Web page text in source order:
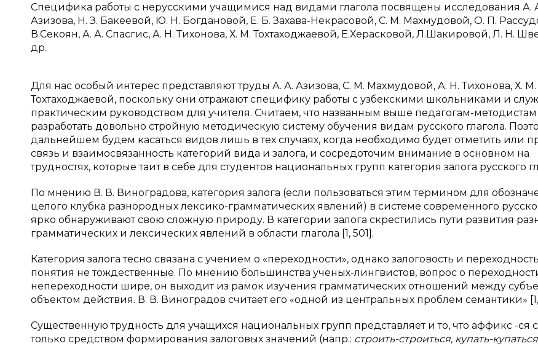
Специфика работы с нерусскими учащимися над видами глагола посвящены исследования А.
Азизова, Н. З. Бакеевой, Ю. Н. Богдановой, Е. Б. Захава-Некрасовой, С. М. Махмудовой, О. П.
В.Секоян, А. А. Спасгис, А. Н. Тихонова, Х. М. Тохтаходжаевой, Е.Херасковой, Л.Шакировой, Л. Н.
др.
Для нас особый интерес представляют труды А. А. Азизова, С. М. Махмудовой, А. Н. Тихонова, Х. М.
Тохтаходжаевой, поскольку они отражают специфику работы с узбекскими школьниками и
практическим руководством для учителя. Считаем, что названным выше педагогам-методистам
разработать довольно стройную методическую систему обучения видам русского глагола.
дальнейшем будем касаться видов лишь в тех случаях, когда необходимо будет отметить или
связь и взаимосвязанность категорий вида и залога, и сосредоточим внимание в основном на
трудностях, которые таит в себе для студентов национальных групп категория залога русского
По мнению В. В. Виноградова, категория залога (если пользоваться этим термином для
целого клубка разнородных лексико-грамматических явлений) в системе современного
ярко обнаруживают свою сложную природу. В категории залога скрестились пути развития
грамматических и лексических явлений в области глагола [1, 501].
Категория залога тесно связана с учением о «переходности», однако залоговость и
понятия не тождественные. По мнению большинства ученых-лингвистов, вопрос о
непереходности шире, он выходит из рамок изучения грамматических отношений между
объектом действия. В. В. Виноградов считает его «одной из центральных проблем семантики»
Существенную трудность для учащихся национальных групп представляет и то, что аффикс -ся
только средством формирования залоговых значений (напр.: строить-строиться, купать-